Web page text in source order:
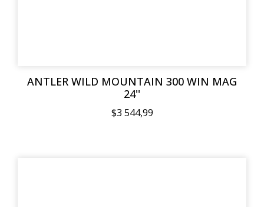
ANTLER WILD MOUNTAIN 300 WIN MAG
24''
$3 544,99